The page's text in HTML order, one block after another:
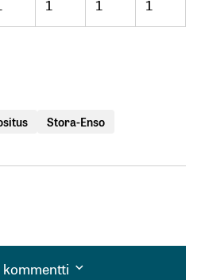
1 1 1
Stora-Enso
kommentti